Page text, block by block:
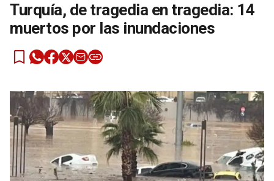
Turquía, de tragedia en tragedia: 14
muertos por las inundaciones